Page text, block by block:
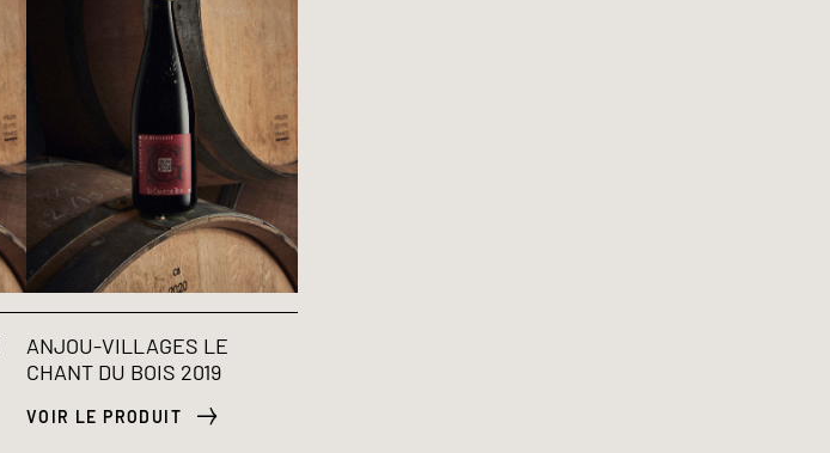
ANJOU-VILLAGES LE
CHANT DU BOIS 2019
VOIR LE PRODUIT